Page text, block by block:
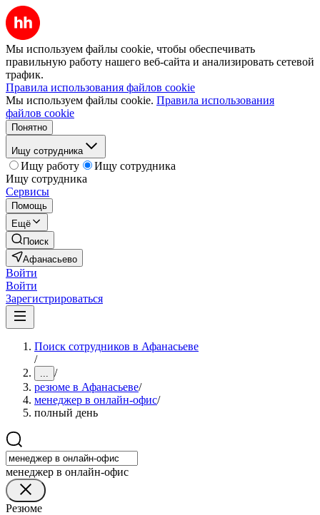
Мы используем файлы cookie, чтобы обеспечивать
правильную работу нашего веб-сайта и анализировать сетевой
трафик.
Правила использования файлов cookie
Мы используем файлы cookie. Правила использования
файлов cookie
Понятно
Ищу сотрудника
Ищу работу
Ищу сотрудника
Ищу сотрудника
Сервисы
Помощь
Ещё
Поиск
Афанасьево
Войти
Войти
Зарегистрироваться
Поиск сотрудников в Афанасьеве
/
... /
резюме в Афанасьеве/
менеджер в онлайн-офис/
полный день
менеджер в онлайн-офис
Резюме